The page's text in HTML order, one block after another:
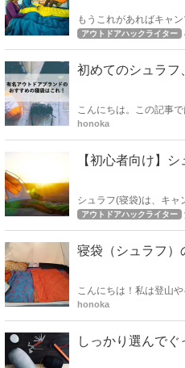
もうこれがあればキャ
シュラフから、マミー
アウトドアハックライター
初めてのシュラフ
こんにちは。この記事
社が信頼できるのかと
honoka
【初心者向け】
シュラフ(寝袋)は、キャンプグッズ
何を基準に選べばいいのかさっぱり
ンプに合ったシュラフ
アウトドアハックライター
寝袋（シュラフ）
こんにちは！私は登山
い？」という疑問に、お答え
honoka
しっかり選んでぐ